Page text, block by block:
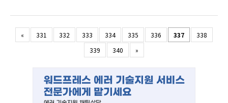
« 331 332 333 334 335 336 337
338
339
340 »